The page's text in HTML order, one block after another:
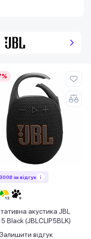
300₴ за відгук
акустика JBL
Black (JBLCLIP5BLK)
Залишити відгук